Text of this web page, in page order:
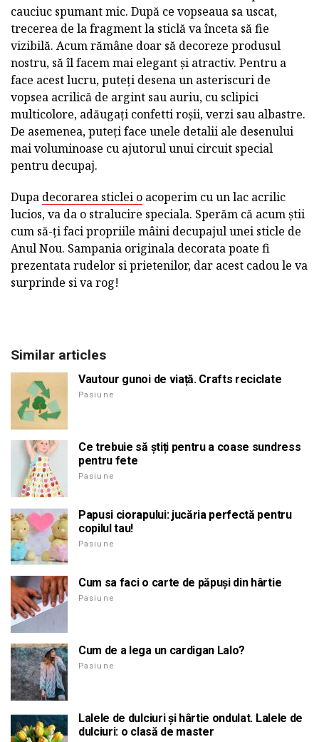
cauciuc spumant mic. După ce vopseaua sa uscat,
trecerea de la fragment la sticlă va înceta să fie
vizibilă. Acum rămâne doar să decoreze produsul
nostru, să îl facem mai elegant și atractiv. Pentru a
face acest lucru, puteți desena un asteriscuri de
vopsea acrilică de argint sau auriu, cu sclipici
multicolore, adăugați confetti roșii, verzi sau albastre.
De asemenea, puteți face unele detalii ale desenului
mai voluminoase cu ajutorul unui circuit special
pentru decupaj.
Dupa decorarea sticlei o acoperim cu un lac acrilic
lucios, va da o stralucire speciala. Sperăm că acum știi
cum să-ți faci propriile mâini decupajul unei sticle de
Anul Nou. Sampania originala decorata poate fi
prezentata rudelor si prietenilor, dar acest cadou le va
surprinde si va rog!
Similar articles
Vautour gunoi de viață. Crafts reciclate
Pasiune
Ce trebuie să știți pentru a coase sundress
pentru fete
Pasiune
Papusi ciorapului: jucăria perfectă pentru
copilul tau!
Pasiune
Cum sa faci o carte de păpuși din hârtie
Pasiune
Cum de a lega un cardigan Lalo?
Pasiune
Lalele de dulciuri și hârtie ondulat. Lalele de
dulciuri: o clasă de master